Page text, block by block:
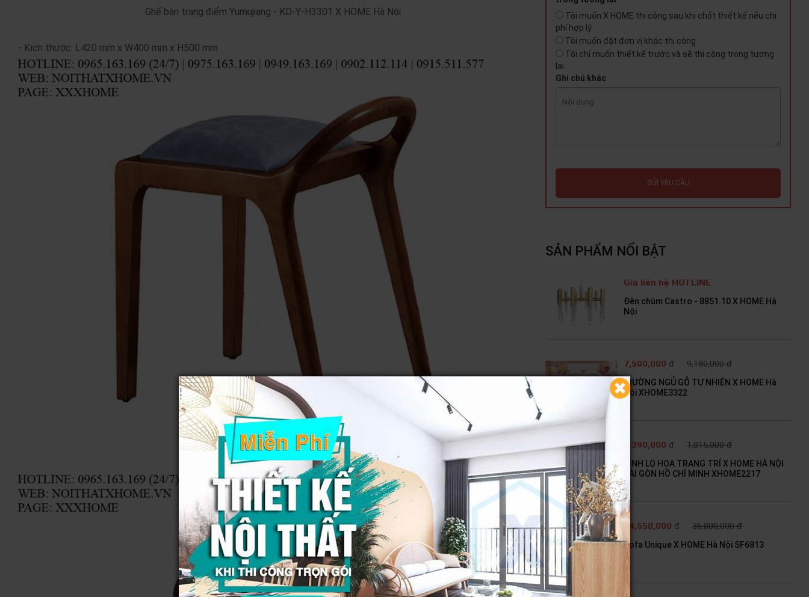
Ghế bàn trang điểm Yumujiang - KD-Y-H3301 X HOME Hà Nội
- Kích thước: L420 mm x W400 mm x H500 mm
Tôi muốn X HOME thi công sau khi chốt thiết kế nếu chi
phí hợp lý
Tôi muốn đặt đơn vị khác thi công
Tôi chỉ muốn thiết kế trước và sẽ thi công trong tương
lai
Ghi chú khác
GỬI YÊU CẦU
SẢN PHẨM NỔI BẬT
Giá liên hệ HOTLINE
Đèn chùm Castro - 8851.10 X HOME Hà
Nội
7,500,000 đ 9,180,000 đ
GIƯỜNG NGỦ GỖ TỰ NHIÊN X HOME Hà
Nội XHOME3322
1,390,000 đ 1,815,000 đ
BÌNH LỌ HOA TRANG TRÍ X HOME HÀ NỘI
SÀI GÒN HỒ CHÍ MINH XHOME2217
34,550,000 đ 36,800,000 đ
Sofa Unique X HOME Hà Nội SF6813